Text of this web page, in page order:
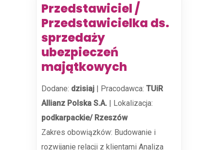
Przedstawiciel /
Przedstawicielka ds.
sprzedaży
ubezpieczeń
majątkowych
Dodane: dzisiaj | Pracodawca: TUiR
Allianz Polska S.A. | Lokalizacja:
podkarpackie/ Rzeszów
Zakres obowiązków: Budowanie i
rozwijanie relacji z klientami Analiza